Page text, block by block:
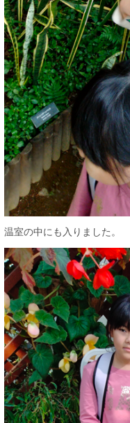
温室の中にも入りました。